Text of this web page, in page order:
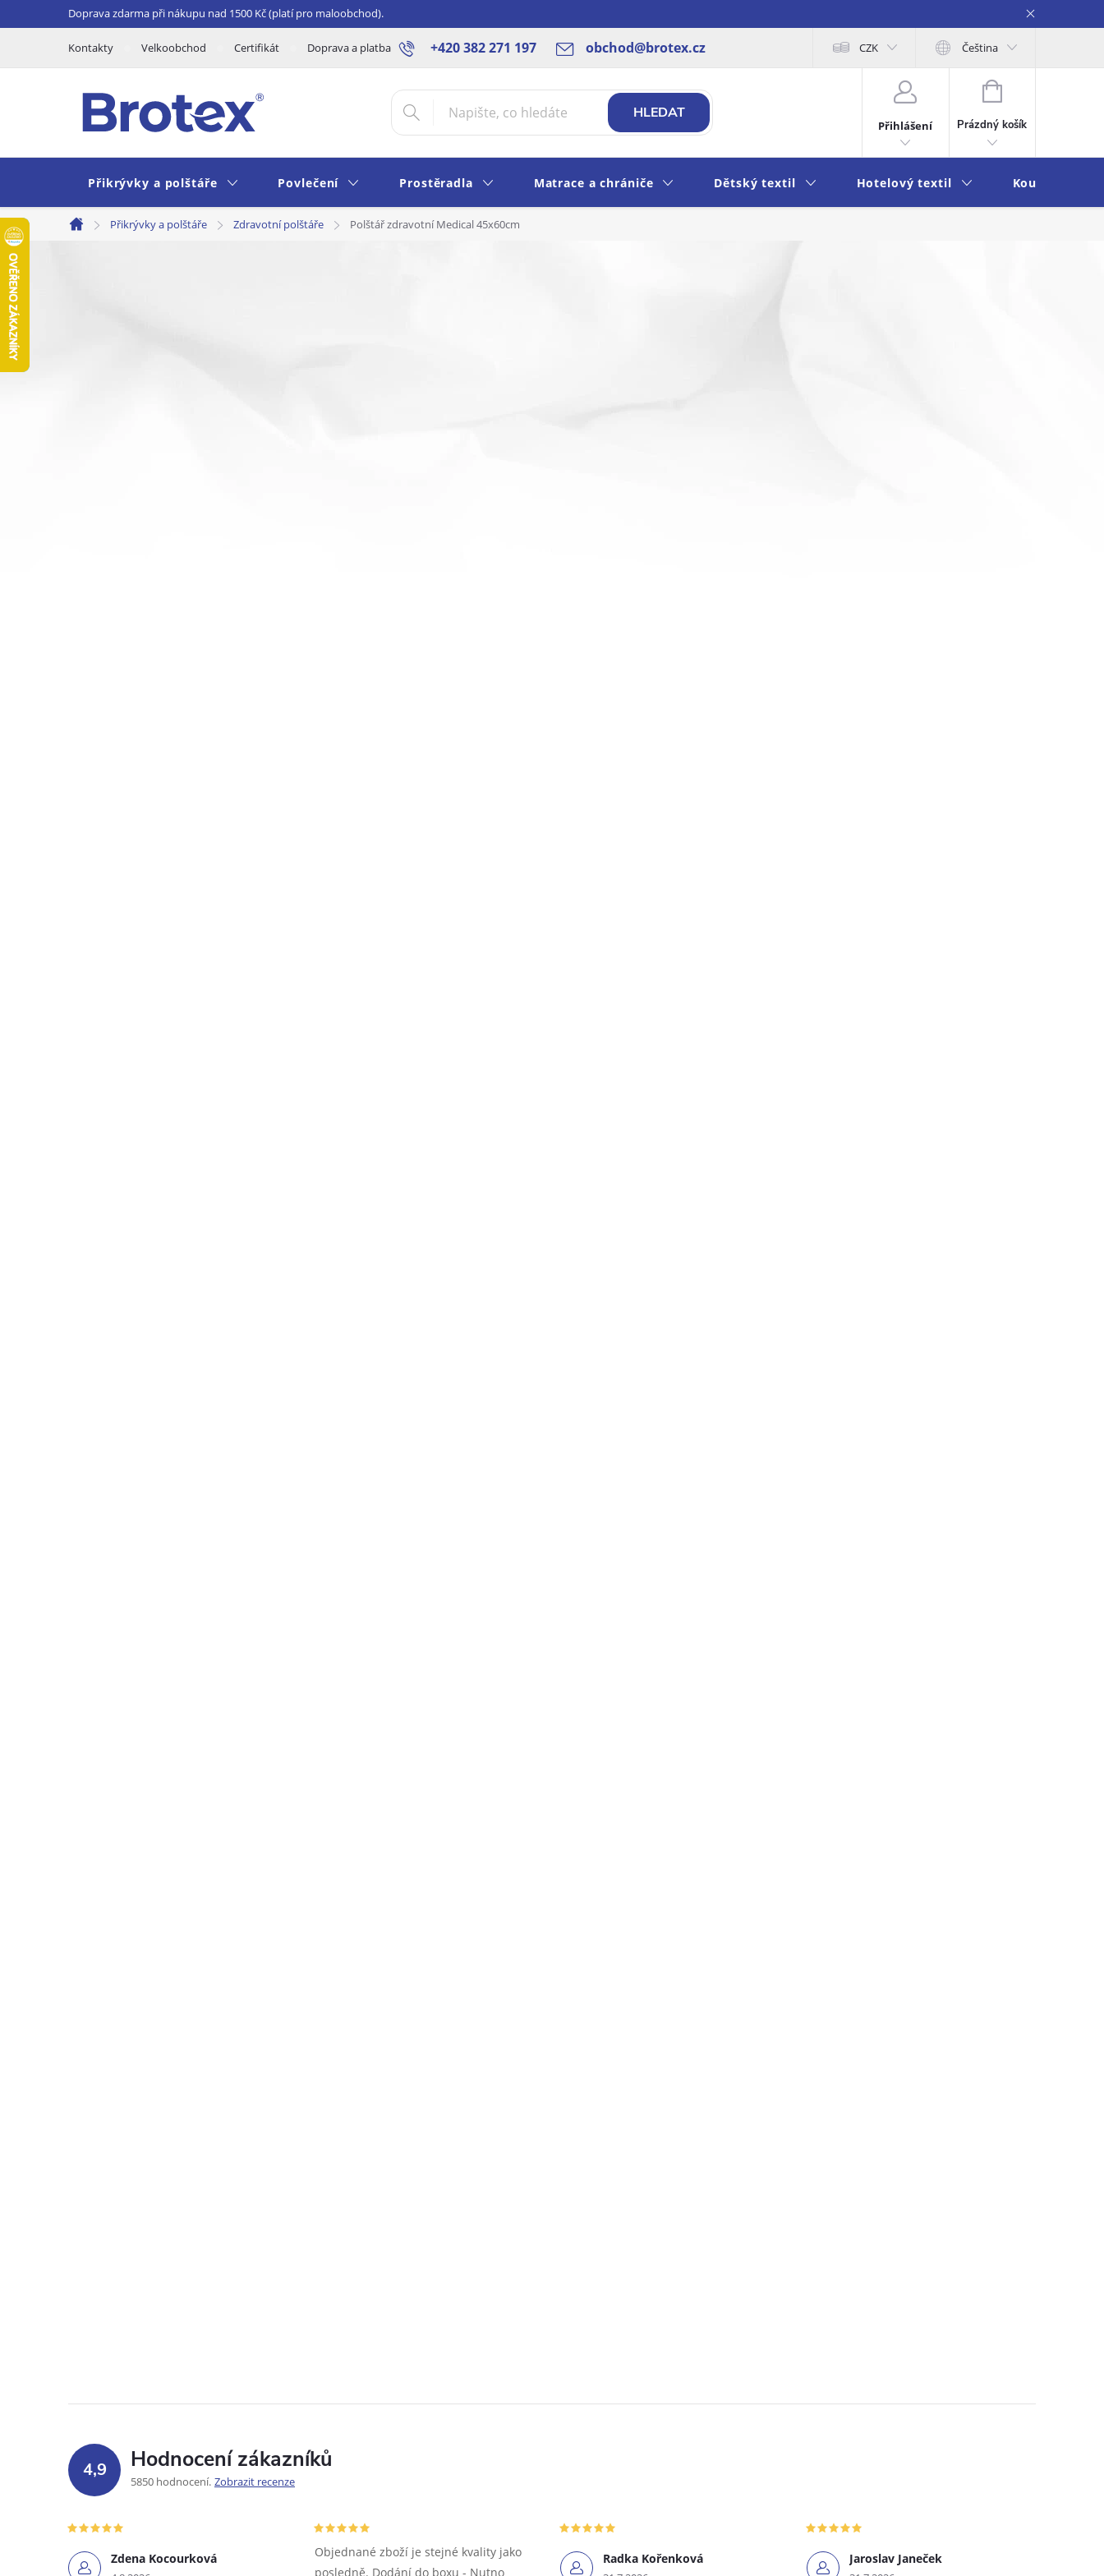
na
Doprava zdarma při nákupu nad 1500 Kč (platí pro maloobchod).
+420 382 271 197 obchod@brotex.cz
Kontakty Velkoobchod Certifikát Doprava a platba Blog Rady a tipy Obchodní podmínky Ochrana osobních údajů Moje objednávka
CZK Čeština
HLEDAT
Přihlášení
NÁKUPNÍ
KOŠÍK
Prázdný košík
Přikrývky a polštáře Povlečení Prostěradla Matrace a chrániče Dětský textil Hotelový textil Koupelna a
Domů
Přikrývky a polštáře Zdravotní polštáře Polštář zdravotní Medical 45x60cm
4,9 Hodnocení zákazníků
5850 hodnocení Zobrazit recenze
Zdena Kocourková
Objednané zboží je stejné kvality jako
posledně. Dodání do boxu - Nutno
Radka Kořenková Jaroslav Janeček